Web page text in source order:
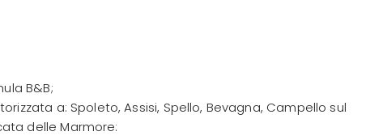
B&B;
a: Spoleto, Assisi, Spello, Bevagna, Campello sul
delle Marmore: